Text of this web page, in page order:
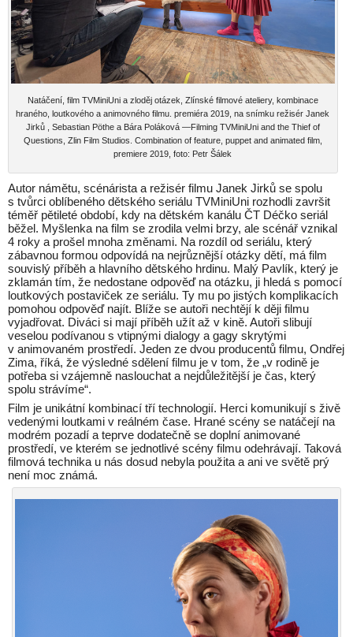
Natáčení, film TVMiniUni a zloděj otázek, Zlínské filmové ateliery, kombinace
hraného, loutkového a animovného filmu. premiéra 2019, na snímku režisér Janek
Jirků , Sebastian Pöthe a Bára Poláková —Filming TVMiniUni and the Thief of
Questions, Zlin Film Studios. Combination of feature, puppet and animated film,
premiere 2019, foto: Petr Šálek
Autor námětu, scénárista a režisér filmu Janek Jirků se spolu
s tvůrci oblíbeného dětského seriálu TVMiniUni rozhodli završit
téměř pětileté období, kdy na dětském kanálu ČT Déčko seriál
běžel. Myšlenka na film se zrodila velmi brzy, ale scénář vznikal
4 roky a prošel mnoha změnami. Na rozdíl od seriálu, který
zábavnou formou odpovídá na nejrůznější otázky dětí, má film
souvislý příběh a hlavního dětského hrdinu. Malý Pavlík, který je
zklamán tím, že nedostane odpověď na otázku, ji hledá s pomocí
loutkových postaviček ze seriálu. Ty mu po jistých komplikacích
pomohou odpověď najít. Blíže se autoři nechtějí k ději filmu
vyjadřovat. Diváci si mají příběh užít až v kině. Autoři slibují
veselou podívanou s vtipnými dialogy a gagy skrytými
v animovaném prostředí. Jeden ze dvou producentů filmu, Ondřej
Zima, říká, že výsledné sdělení filmu je v tom, že „v rodině je
potřeba si vzájemně naslouchat a nejdůležitější je čas, který
spolu strávíme“.
Film je unikátní kombinací tří technologií. Herci komunikují s živě
vedenými loutkami v reálném čase. Hrané scény se natáčejí na
modrém pozadí a teprve dodatečně se doplní animované
prostředí, ve kterém se jednotlivé scény filmu odehrávají. Taková
filmová technika u nás dosud nebyla použita a ani ve světě prý
není moc známá.